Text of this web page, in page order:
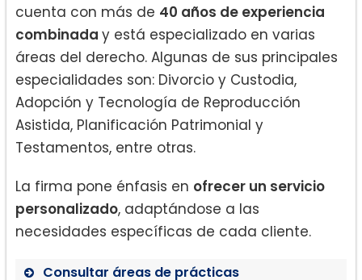
cuenta con más de 40 años de experiencia
combinada y está especializado en varias
áreas del derecho. Algunas de sus principales
especialidades son: Divorcio y Custodia,
Adopción y Tecnología de Reproducción
Asistida, Planificación Patrimonial y
Testamentos, entre otras.
La firma pone énfasis en ofrecer un servicio
personalizado, adaptándose a las
necesidades específicas de cada cliente.
Consultar áreas de prácticas